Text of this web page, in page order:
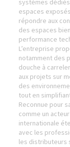
systèmes
espaces
répondre aux
des espaces
performance
L’entreprise
notamment des
douche à
aux projets sur
des
tout en
Reconnue pour
comme un
internationale
avec les
les distributeurs